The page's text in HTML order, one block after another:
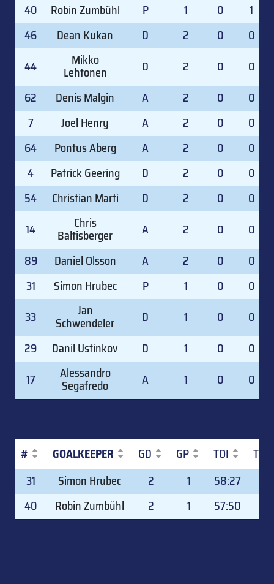
40
Robin Zumbühl P 1 0
1
46
Dean Kukan D 2 0
0
44
Mikko
Lehtonen D 2 0
0
62
Denis Malgin A 2 0
0
7
Joel Henry A 2 0
0
64
Pontus Aberg A 2 0
0
4
Patrick Geering D 2 0
0
54
Christian Marti D 2 0
0
14
Chris
Baltisberger A 2 0
0
89
Daniel Olsson A 2 0
0
31
Simon Hrubec P 1 0
0
33
Jan
Schwendeler D 1 0
0
29
Danil Ustinkov D 1 0
0
17
Alessandro
Segafredo A 1 0 0
# GOALKEEPER GD GP TOI
#
GOALKEEPER GD GP TOI
31 Simon Hrubec 2 1 58:27
40
Robin Zumbühl 2 1 57:50